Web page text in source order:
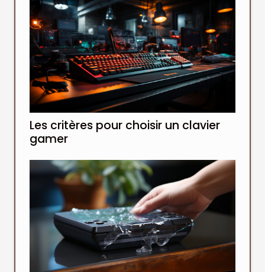
Les critères pour choisir un clavier
gamer